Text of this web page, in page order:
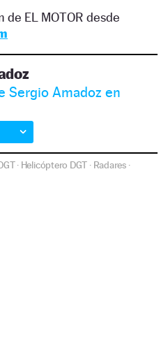
EL MOTOR desde
Sergio Amadoz en
· Helicóptero DGT · Radares·